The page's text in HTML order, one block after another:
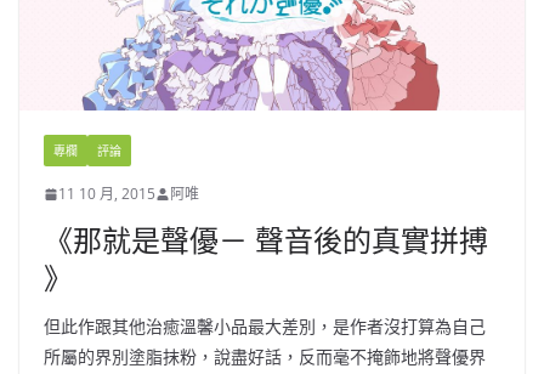
專欄 評論
11 10 月, 2015 阿唯
《那就是聲優－ 聲音後的真實拼搏
》
但此作跟其他治癒溫馨小品最大差別，是作者沒打算為自己
所屬的界別塗脂抹粉，說盡好話，反而毫不掩飾地將聲優界